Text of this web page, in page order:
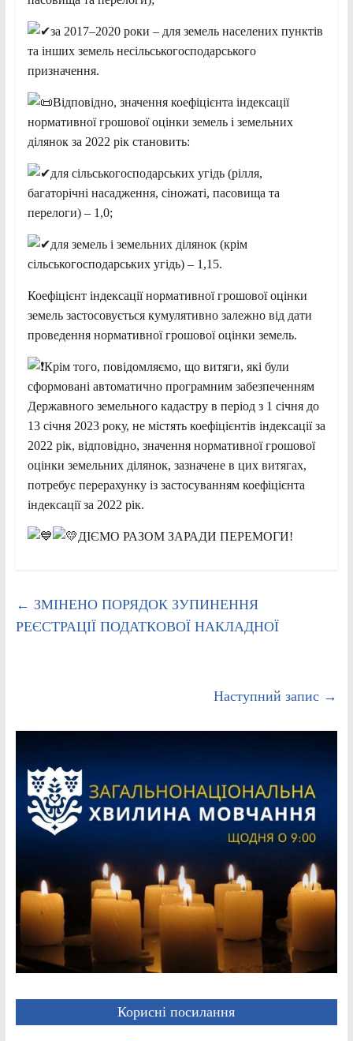
за 2017–2020 роки – для земель населених пунктів
та інших земель несільськогосподарського
призначення.
Відповідно, значення коефіцієнта індексації
нормативної грошової оцінки земель і земельних
ділянок за 2022 рік становить:
для сільськогосподарських угідь (рілля,
багаторічні насадження, сіножаті, пасовища та
перелоги) – 1,0;
для земель і земельних ділянок (крім
сільськогосподарських угідь) – 1,15.
Коефіцієнт індексації нормативної грошової оцінки
земель застосовується кумулятивно залежно від дати
проведення нормативної грошової оцінки земель.
Крім того, повідомляємо, що витяги, які були
сформовані автоматично програмним забезпеченням
Державного земельного кадастру в період з 1 січня до
13 січня 2023 року, не містять коефіцієнтів індексації за
2022 рік, відповідно, значення нормативної грошової
оцінки земельних ділянок, зазначене в цих витягах,
потребує перерахунку із застосуванням коефіцієнта
індексації за 2022 рік.
ДІЄМО РАЗОМ ЗАРАДИ ПЕРЕМОГИ!
← ЗМІНЕНО ПОРЯДОК ЗУПИНЕННЯ
РЕЄСТРАЦІЇ ПОДАТКОВОЇ НАКЛАДНОЇ
Наступний запис →
Корисні посилання